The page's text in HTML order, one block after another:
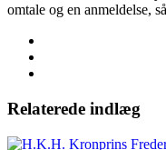
omtale og en anmeldelse,
Relaterede indlæg